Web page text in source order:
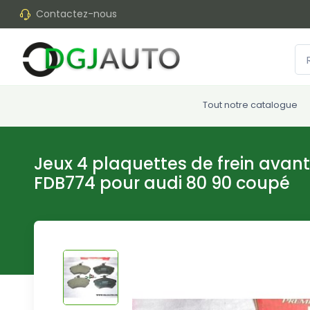
Contactez-nous
Tout notre catalogue
Jeux 4 plaquettes de frein
FDB774 pour audi 80 90 coupé